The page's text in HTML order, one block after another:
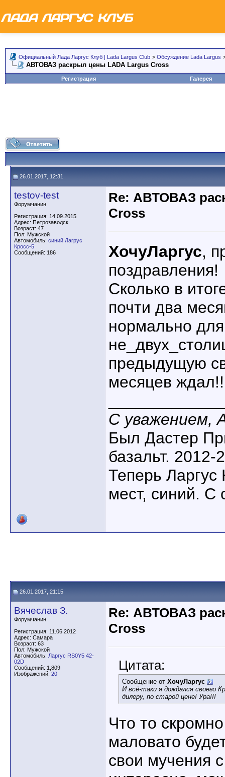
Официальный Лада Ларгус Клуб | Lada Largus Club > Обсуждение Lada Largus
АВТОВАЗ раскрыл цены LADA Largus Cross
Регистрация Галерея
26.01.2017, 12:31
testov-test
Форумчанин
Регистрация: 14.09.2015
Адрес: Петрозаводск
Возраст: 47
Пол: Мужской
Автомобиль: синий Лагрус
Кросс-5
Сообщений: 186
Re: АВТОВАЗ
Cross
ХочуЛаргус,
поздравления!
Сколько в
почти два
нормально
предыдущую
месяцев
С уважением,
Был Дастер
базальт. 2012-
Теперь Ларгус
мест, синий. С
26.01.2017, 21:15
Вячеслав З.
Форумчанин
Регистрация: 11.06.2012
Адрес: Самара
Возраст: 63
Пол: Мужской
Автомобиль: Ларгус RS0Y5 42-
02D
Сообщений: 1,809
Изображений: 20
Re: АВТОВАЗ
Cross
Цитата:
Сообщение от ХочуЛаргус
И всё-таки я дождался своего
дилеру, по старой цене! Ура!!!
Что то
маловато
свои мучения